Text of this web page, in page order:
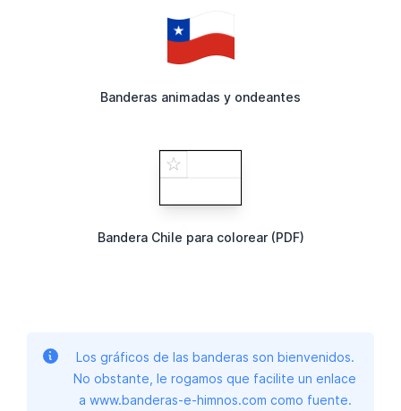
Banderas animadas y ondeantes
Bandera Chile para colorear (PDF)
Los gráficos de las banderas son bienvenidos.
No obstante, le rogamos que facilite un enlace
a www.banderas-e-himnos.com como fuente.